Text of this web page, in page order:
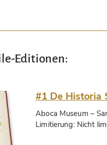
Editionen:
#1 De Historia
Aboca Museum –
Limitierung: Nicht